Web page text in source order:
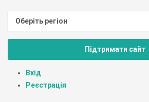
Підтримати сайт
Вхід
Реєстрація